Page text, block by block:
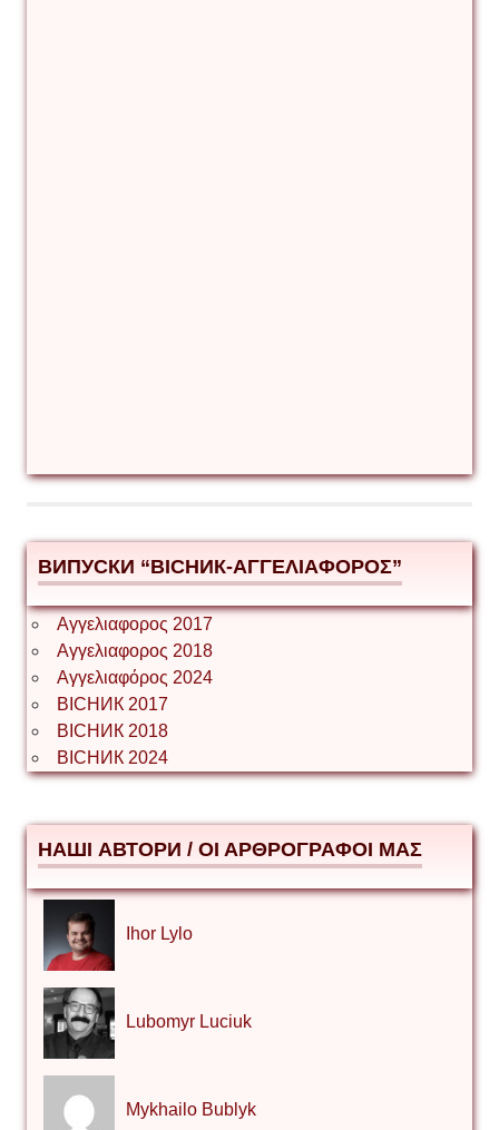
ВИПУСКИ “ВІСНИК-ΑΓΓΕΛΙΑΦΟΡΟΣ”
Αγγελιαφορος 2017
Αγγελιαφορος 2018
Αγγελιαφόρος 2024
ВІСНИК 2017
ВІСНИК 2018
ВІСНИК 2024
НАШІ АВТОРИ / ΟΙ ΑΡΘΡΟΓΡΑΦΟΙ ΜΑΣ
Ihor Lylo
Lubomyr Luciuk
Mykhailo Bublyk